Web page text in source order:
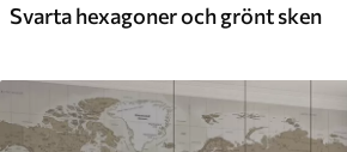
Premiumvinyl
Svarta hexagoner och grönt sken